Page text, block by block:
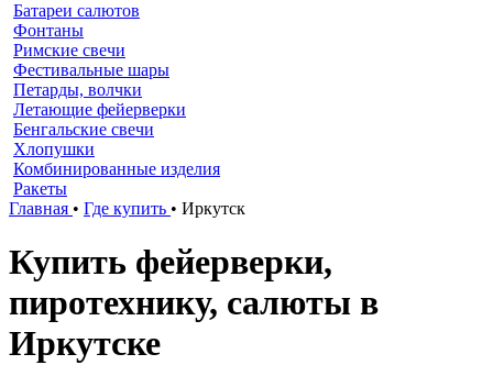
Батареи салютов
Фонтаны
Римские свечи
Фестивальные шары
Петарды, волчки
Летающие фейерверки
Бенгальские свечи
Хлопушки
Комбинированные изделия
Ракеты
Главная • Где купить • Иркутск
Купить фейерверки,
пиротехнику, салюты в
Иркутске